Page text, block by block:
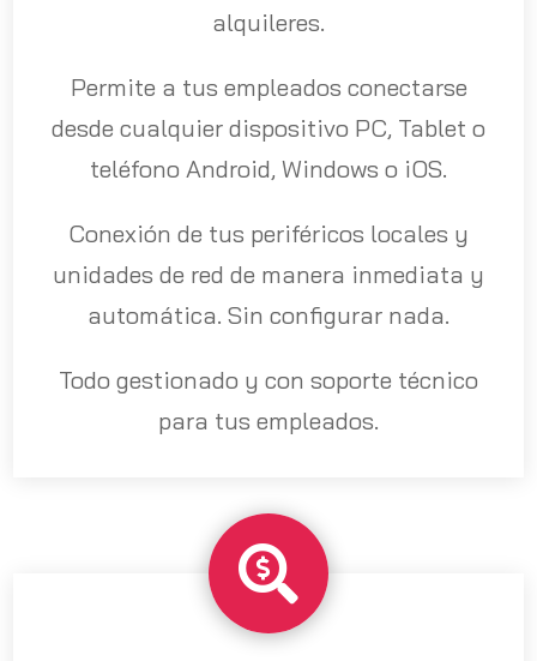
alquileres.
Permite a tus empleados conectarse
desde cualquier dispositivo PC, Tablet o
teléfono Android, Windows o iOS.
Conexión de tus periféricos locales y
unidades de red de manera inmediata y
automática. Sin configurar nada.
Todo gestionado y con soporte técnico
para tus empleados.
